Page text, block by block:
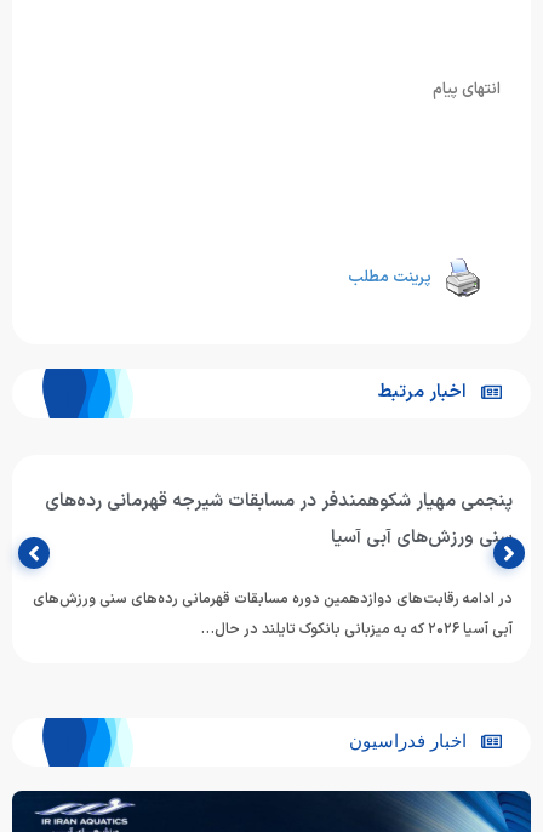
انتهای پیام
پرینت مطلب
اخبار مرتبط
پنجمی مهیار شکوهمندفر در مسابقات شیرجه قهرمانی رده‌های
سنی ورزش‌های آبی آسیا
در ادامه رقابت‌های دوازدهمین دوره مسابقات قهرمانی رده‌های سنی ورزش‌های
آبی آسیا ۲۰۲۶ که به میزبانی بانکوک تایلند در حال…
اخبار فدراسیون